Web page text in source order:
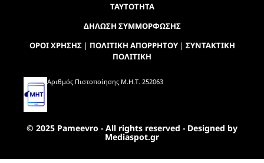
ΤΑΥΤΟΤΗΤΑ
ΔΗΛΩΣΗ ΣΥΜΜΟΡΦΩΣΗΣ
ΟΡΟΙ ΧΡΗΣΗΣ| ΠΟΛΙΤΙΚΗ ΑΠΟΡΡΗΤΟΥ| ΣΥΝΤΑΚΤΙΚΗ
ΠΟΛΙΤΙΚΗ
Αριθμός Πιστοποίησης Μ.Η.Τ. 252063
© 2025 Pameevro - All rights reserved - Designed by
Mediaspot.gr